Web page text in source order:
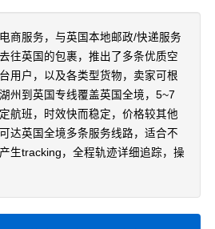
商服务，与英国本地邮政/快递服务
往英国的包裹，推出了多条优质空
用户，以及各类型货物，卖家可根
州到英国专线覆盖英国全境，5~7
航班，时效快而稳定，价格较其他
达英国全境多条服务线路，适合不
生tracking，全程轨迹详细追踪，操